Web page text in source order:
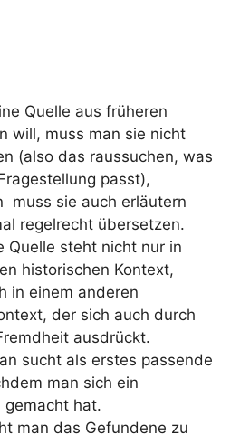
Quelle aus früheren
will, muss man sie nicht
(also das raussuchen, was
passt),
muss sie auch erläutern
regelrecht übersetzen.
Quelle steht nicht nur in
historischen Kontext,
in einem anderen
der sich auch durch
ausdrückt.
sucht als erstes passende
man sich ein
gemacht hat.
man das Gefundene zu